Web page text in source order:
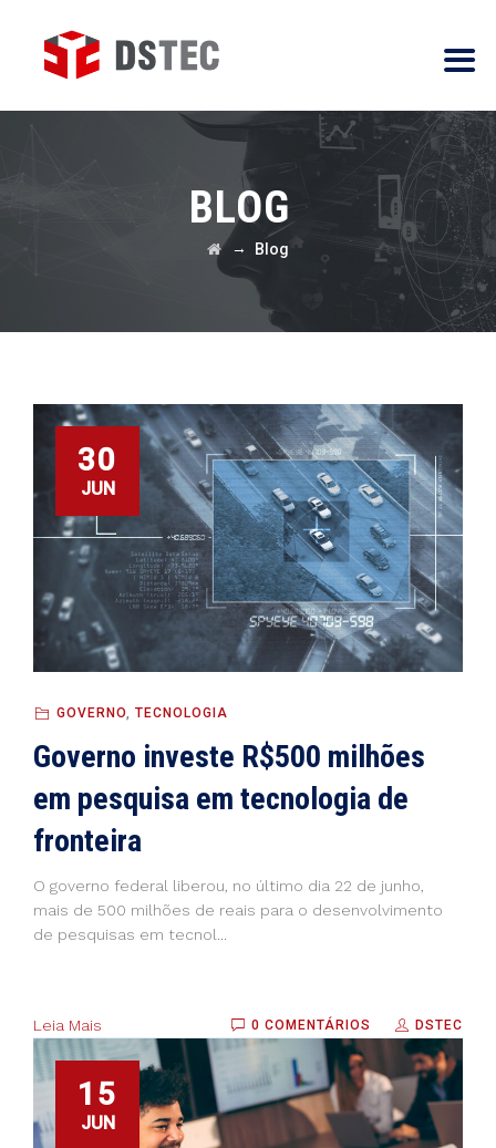
BLOG
→ Blog
30
JUN
GOVERNO, TECNOLOGIA
Governo investe R$500 milhões
em pesquisa em tecnologia de
fronteira
O governo federal liberou, no último dia 22 de junho,
mais de 500 milhões de reais para o desenvolvimento
de pesquisas em tecnol...
Leia Mais 0 COMENTÁRIOS DSTEC
15
JUN